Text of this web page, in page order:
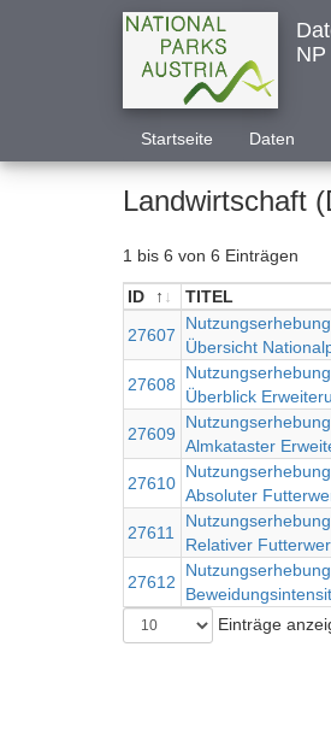
Startseite Daten
Landwirtschaft
1 bis 6 von 6 Einträgen
ID TITEL
TITEL
27607
Übersicht
27608
Überblick
27609
Almkataster
27610
Absoluter
27611
Relativer
27612
Einträge